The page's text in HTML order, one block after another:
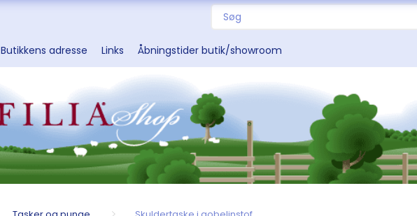
Butikkens adresse Links Åbningstider butik/showroom